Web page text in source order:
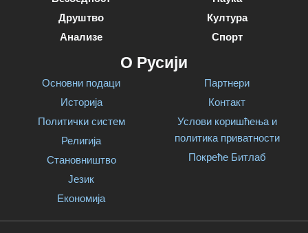
Друштво
Анализе
Култура
Спорт
О Русији
Основни подаци
Историја
Политички систем
Религија
Становништво
Језик
Економија
Партнери
Контакт
Услови коришћења и
политика приватности
Покреће Битлаб